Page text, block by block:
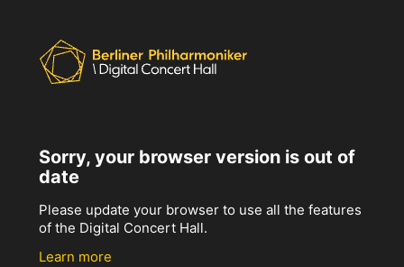
Sorry, your browser version is out of
date
Please update your browser to use all the features
of the Digital Concert Hall.
Learn more